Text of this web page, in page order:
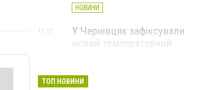
НОВИНИ
У Чернівцях зафіксували
новий температурний
11:01
ТОП НОВИНИ